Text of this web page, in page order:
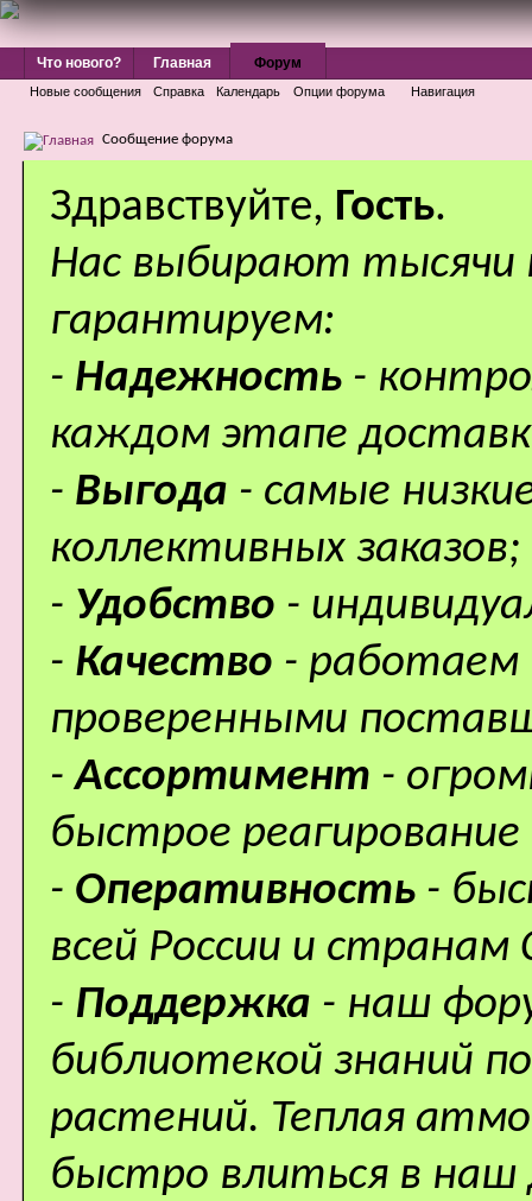
Что нового? Главная Форум
Новые сообщения Справка Календарь Опции форума Навигация
Сообщение форума
Здравствуйте, Гость.
Нас выбирают
гарантируем:
- Надежность -
каждом этапе
- Выгода - самые
коллективных заказов;
- Удобство -
- Качество - работаем
проверенными
-Ассортимент -
быстрое
- Оперативность -
всей России и странам
- Поддержка - наш
библиотекой знаний
растений. Теплая
быстро влиться в